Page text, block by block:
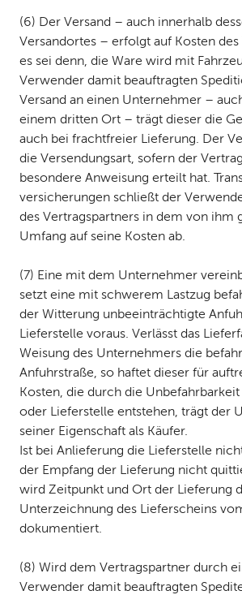
(6) Der Versand – auch innerhalb
Versandortes – erfolgt auf Kosten des
es sei denn, die Ware wird mit
Verwender damit beauftragten
Versand an einen Unternehmer –
einem dritten Ort – trägt dieser die
auch bei frachtfreier Lieferung. Der
die Versendungsart, sofern der
besondere Anweisung erteilt hat.
versicherungen schließt der
des Vertragspartners in dem von ihm
Umfang auf seine Kosten ab.
(7) Eine mit dem Unternehmer
setzt eine mit schwerem Lastzug
der Witterung unbeeinträchtigte
Lieferstelle voraus. Verlässt das
Weisung des Unternehmers die
Anfuhrstraße, so haftet dieser für
Kosten, die durch die
oder Lieferstelle entstehen, trägt der
seiner Eigenschaft als Käufer.
Ist bei Anlieferung die Lieferstelle
der Empfang der Lieferung nicht
wird Zeitpunkt und Ort der Lieferung
Unterzeichnung des Lieferscheins
dokumentiert.
(8) Wird dem Vertragspartner durch
Verwender damit beauftragten